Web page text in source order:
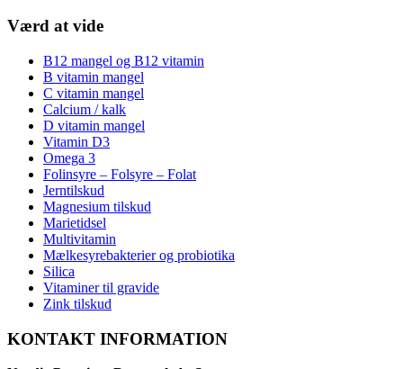
Værd at vide
B12 mangel og B12 vitamin
B vitamin mangel
C vitamin mangel
Calcium / kalk
D vitamin mangel
Vitamin D3
Omega 3
Folinsyre – Folsyre – Folat
Jerntilskud
Magnesium tilskud
Marietidsel
Multivitamin
Mælkesyrebakterier og probiotika
Silica
Vitaminer til gravide
Zink tilskud
KONTAKT INFORMATION